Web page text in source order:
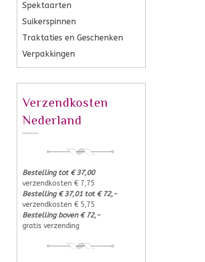
Spektaarten
Suikerspinnen
Traktaties en Geschenken
Verpakkingen
Verzendkosten
Nederland
Bestelling tot € 37,00
verzendkosten € 7,75
Bestelling € 37,01 tot € 72,-
verzendkosten € 5,75
Bestelling boven € 72,-
gratis verzending